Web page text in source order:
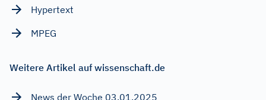
Hypertext
MPEG
Weitere Artikel auf wissenschaft.de
News der Woche 03.01.2025